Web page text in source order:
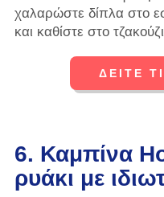
χαλαρώστε δίπλα στο
και καθίστε στο
ΔΕΙΤΕ
6. Καμπίνα
ρυάκι με